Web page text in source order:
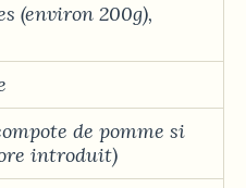
(environ 200g),
de pomme si
introduit)